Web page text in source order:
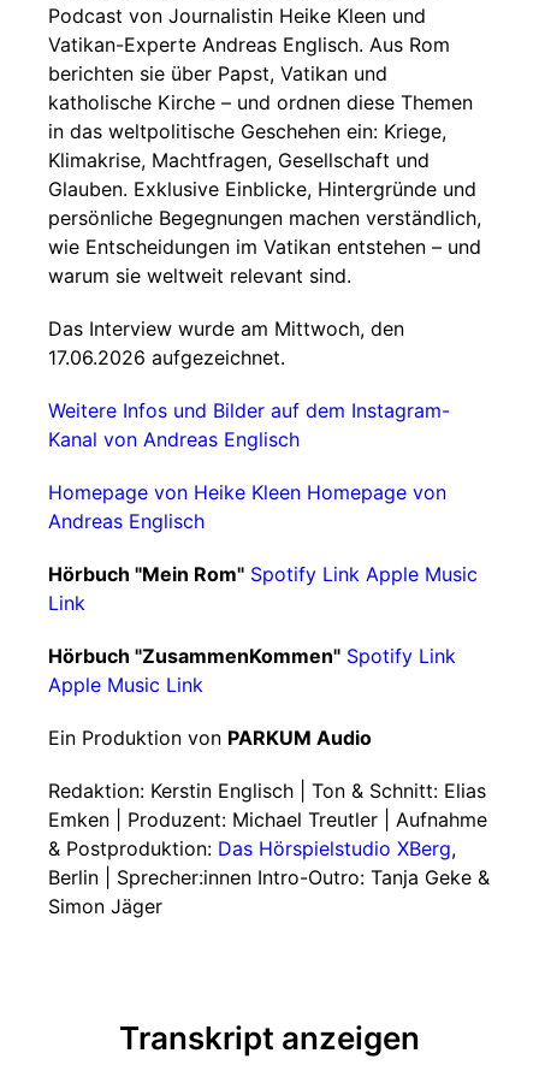
Podcast von Journalistin Heike Kleen und
Vatikan-Experte Andreas Englisch. Aus Rom
berichten sie über Papst, Vatikan und
katholische Kirche – und ordnen diese Themen
in das weltpolitische Geschehen ein: Kriege,
Klimakrise, Machtfragen, Gesellschaft und
Glauben. Exklusive Einblicke, Hintergründe und
persönliche Begegnungen machen verständlich,
wie Entscheidungen im Vatikan entstehen – und
warum sie weltweit relevant sind.
Das Interview wurde am Mittwoch, den
17.06.2026 aufgezeichnet.
Weitere Infos und Bilder auf dem Instagram-
Kanal von Andreas Englisch
Homepage von Heike Kleen Homepage von
Andreas Englisch
Hörbuch "Mein Rom" Spotify Link Apple Music
Link
Hörbuch "ZusammenKommen" Spotify Link
Apple Music Link
Ein Produktion von PARKUM Audio
Redaktion: Kerstin Englisch | Ton & Schnitt: Elias
Emken | Produzent: Michael Treutler | Aufnahme
& Postproduktion: Das Hörspielstudio XBerg,
Berlin | Sprecher:innen Intro-Outro: Tanja Geke &
Simon Jäger
Transkript anzeigen